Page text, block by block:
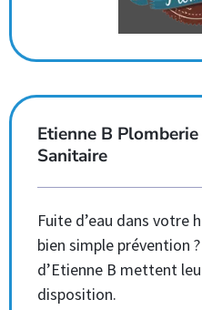
Etienne B
Sanitaire
Fuite d’eau dans votre
bien simple prévention
d’Etienne B mettent
disposition.